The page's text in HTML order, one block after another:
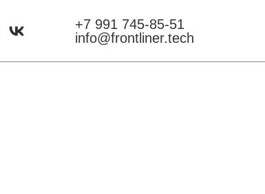
+7 991 745-85-51
info@frontliner.tech